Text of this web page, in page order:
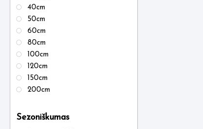
40cm
50cm
60cm
80cm
100cm
120cm
150cm
200cm
Sezoniškumas